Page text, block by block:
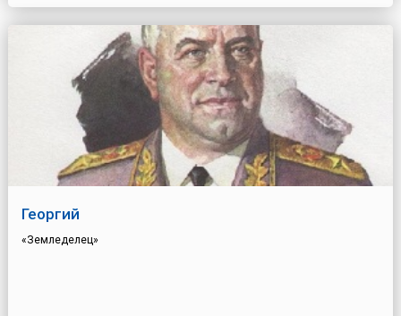
Георгий
«Земледелец»